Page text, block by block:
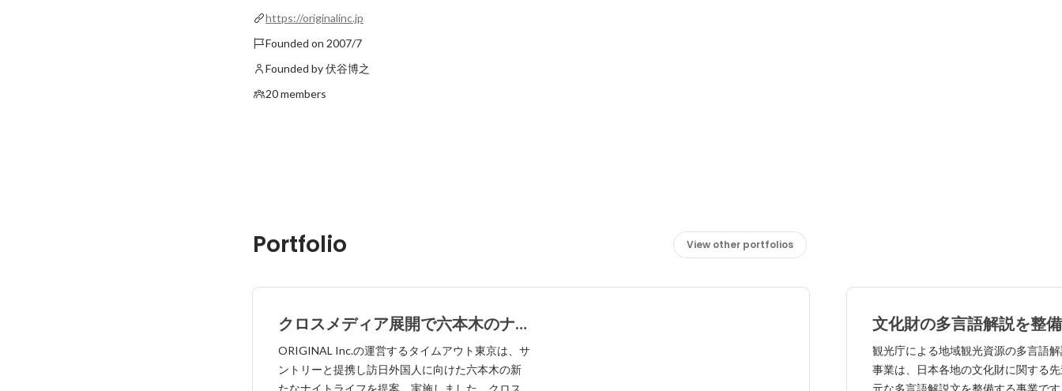
https://originalinc.jp
Founded on 2007/7
Founded by 伏谷博之
20 members
Portfolio View other portfolios
クロスメディア展開で六本木のナイ
トカルチャーを活性化
ORIGINAL Inc.の運営するタイムアウト東京は、サ
ントリーと提携し訪日外国人に向けた六本木の新
たなナイトライフを提案、実施しました。クロス
文化財の多言語解説を整
外国人の体験滞在の満足
観光庁による地域観光資源の多言語
事業は、日本各地の文化財に関する
元な多言語解説文を整備する事業で